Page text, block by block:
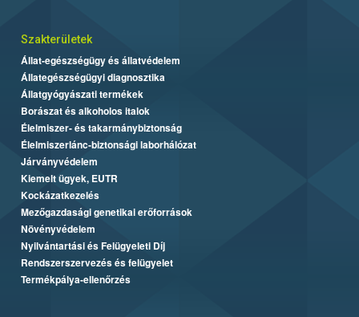
Szakterületek
Állat-egészségügy és állatvédelem
Állategészségügyi diagnosztika
Állatgyógyászati termékek
Borászat és alkoholos italok
Élelmiszer- és takarmánybiztonság
Élelmiszerlánc-biztonsági laborhálózat
Járványvédelem
Kiemelt ügyek, EUTR
Kockázatkezelés
Mezőgazdasági genetikai erőforrások
Növényvédelem
Nyilvántartási és Felügyeleti Díj
Rendszerszervezés és felügyelet
Termékpálya-ellenőrzés